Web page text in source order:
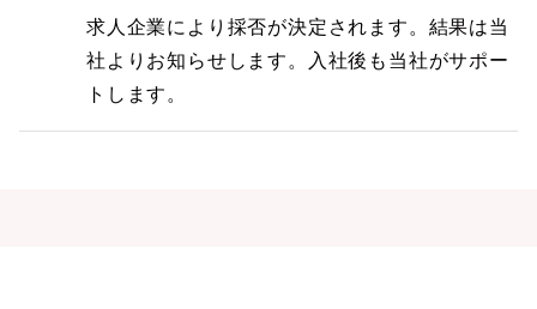
求人企業により採否が決定されます。結果は当
社よりお知らせします。入社後も当社がサポー
トします。